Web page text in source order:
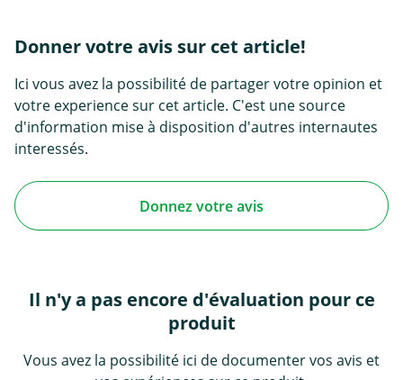
Donner votre avis sur cet article!
Ici vous avez la possibilité de partager votre opinion et
votre experience sur cet article. C'est une source
d'information mise à disposition d'autres internautes
interessés.
Donnez votre avis
Il n'y a pas encore d'évaluation pour ce
produit
Vous avez la possibilité ici de documenter vos avis et